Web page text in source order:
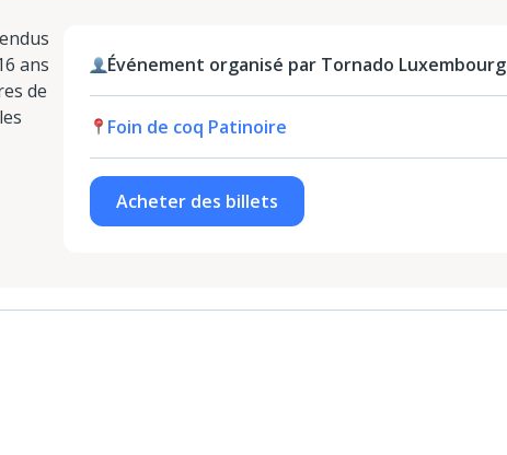
ans
de
Événement organisé par Tornado Luxembourg
Foin de coq Patinoire
Acheter des billets